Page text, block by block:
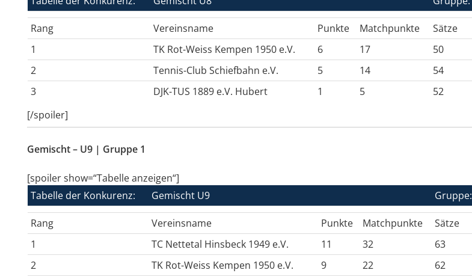
Rang Vereinsname Punkte Matchpunkte Sätze
1
TK Rot-Weiss Kempen 1950 e.V. 6 17 50
2
Tennis-Club Schiefbahn e.V. 5 14 54
3
DJK-TUS 1889 e.V. Hubert 1 5 52
[/spoiler]
Gemischt – U9 | Gruppe 1
[spoiler show=“Tabelle anzeigen“]
Tabelle der Konkurenz:
Gemischt U9 Gruppe:
Rang Vereinsname Punkte Matchpunkte Sätze
1
TC Nettetal Hinsbeck 1949 e.V. 11 32 63
2
TK Rot-Weiss Kempen 1950 e.V. 9 22 62